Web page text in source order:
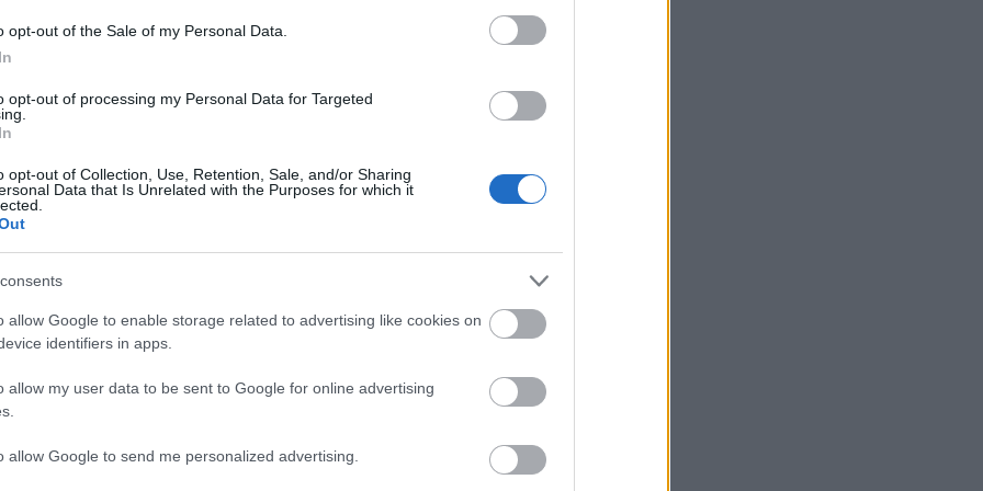
opt-out of the Sale of my Personal Data.
opt-out of processing my Personal Data for Targeted
opt-out of Collection, Use, Retention, Sale, and/or Sharing
Data that Is Unrelated with the Purposes for which it
allow Google to enable storage related to advertising like cookies on
identifiers in apps.
allow my user data to be sent to Google for online advertising
allow Google to send me personalized advertising.
άνεμο, υγρασία και φαινόμενα.
23°
καιρός Αυξημένη Συννεφιά
Αισθητή35° / 36°
Βράδυ